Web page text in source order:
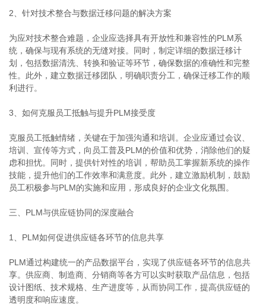
2、针对技术整合与数据迁移问题的解决方案
为应对技术整合难题，企业应选择具有开放性和兼容性的PLM系
统，确保与现有系统的无缝对接。同时，制定详细的数据迁移计
划，包括数据清洗、转换和验证等环节，确保数据的准确性和完整
性。此外，建立数据迁移团队，明确职责分工，确保迁移工作的顺
利进行。
3、如何克服员工抵触与提升PLM接受度
克服员工抵触情绪，关键在于加强沟通和培训。企业应通过会议、
培训、宣传等方式，向员工普及PLM的价值和优势，消除他们的疑
虑和担忧。同时，提供针对性的培训，帮助员工掌握新系统的操作
技能，提升他们的工作效率和满意度。此外，建立激励机制，鼓励
员工积极参与PLM的实施和应用，形成良好的企业文化氛围。
三、PLM与供应链协同的深度融合
1、PLM如何促进供应链各环节的信息共享
PLM通过构建统一的产品数据平台，实现了供应链各环节的信息共
享。供应商、制造商、分销商等各方可以实时获取产品信息，包括
设计图纸、技术规格、生产进度等，从而协同工作，提高供应链的
透明度和响应速度。